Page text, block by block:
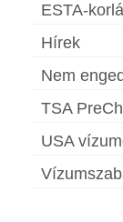
ESTA-
Hírek
Nem
TSA
USA